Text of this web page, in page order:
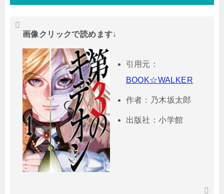
画像クリックで読めます↓
引用元：
BOOK☆WALKER
作者：乃木坂太郎
出版社：小学館